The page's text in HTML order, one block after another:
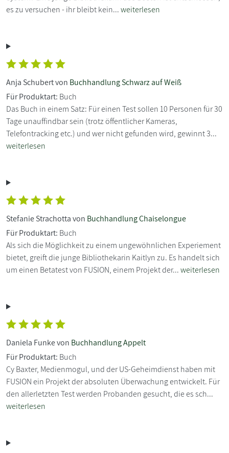
es zu versuchen - ihr bleibt kein...weiterlesen
Anja Schubert von Buchhandlung Schwarz auf Weiß
Für Produktart: Buch
Das Buch in einem Satz: Für einen Test sollen 10 Personen für 30
Tage unauffindbar sein (trotz öffentlicher Kameras,
Telefontracking etc.) und wer nicht gefunden wird, gewinnt 3...
weiterlesen
Stefanie Strachotta von Buchhandlung Chaiselongue
Für Produktart: Buch
Als sich die Möglichkeit zu einem ungewöhnlichen Experiement
bietet, greift die junge Bibliothekarin Kaitlyn zu. Es handelt sich
um einen Betatest von FUSION, einem Projekt der...weiterlesen
Daniela Funke von Buchhandlung Appelt
Für Produktart: Buch
Cy Baxter, Medienmogul, und der US-Geheimdienst haben mit
FUSION ein Projekt der absoluten Überwachung entwickelt. Für
den allerletzten Test werden Probanden gesucht, die es sch...
weiterlesen